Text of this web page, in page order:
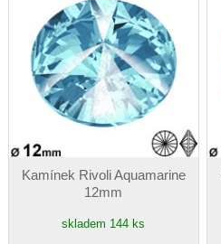
Kamínek Rivoli Aquamarine
12mm
skladem 144 ks